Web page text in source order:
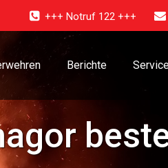
+++ Notruf 122 +++
Berichte